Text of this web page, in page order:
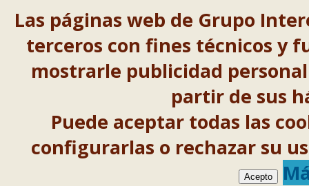
Las páginas web de Grupo
terceros con fines técnicos y
mostrarle publicidad
partir de sus
Puede aceptar todas las
configurarlas o rechazar su
Acepto